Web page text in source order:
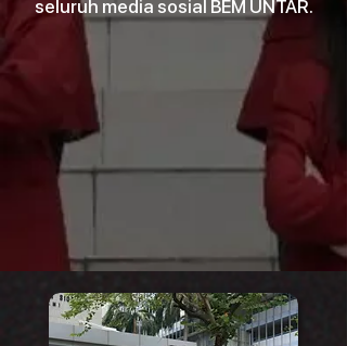
seluruh media sosial BEM UNTAR.